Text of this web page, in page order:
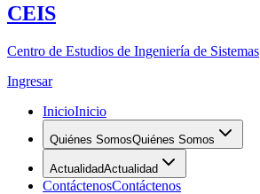
CEIS
Centro de Estudios de Ingeniería de Sistemas
Ingresar
InicioInicio
Quiénes SomosQuiénes Somos
ActualidadActualidad
ContáctenosContáctenos